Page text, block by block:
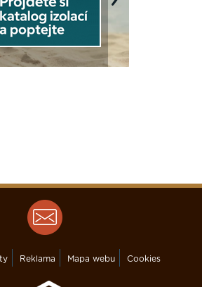
Next
Reklama Mapa webu Cookies